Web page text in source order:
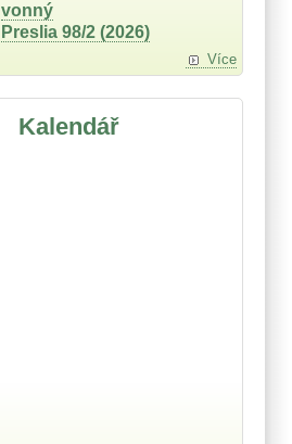
vonný
Preslia 98/2 (2026)
Více
Kalendář